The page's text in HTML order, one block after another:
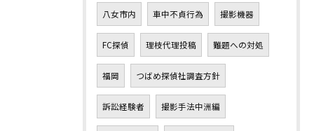
八女市内 車中不貞行為 撮影機器
FC探偵 理枝代理投稿 難題への対処
福岡 つばめ探偵社調査方針
訴訟経験者 撮影手法中洲編